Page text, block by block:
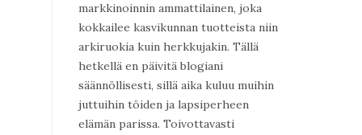
markkinoinnin ammattilainen, joka
kokkailee kasvikunnan tuotteista niin
arkiruokia kuin herkkujakin. Tällä
hetkellä en päivitä blogiani
säännöllisesti, sillä aika kuluu muihin
juttuihin töiden ja lapsiperheen
elämän parissa. Toivottavasti